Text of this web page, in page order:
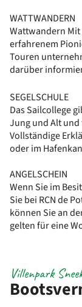
WATTWANDERN
Wattwandern
erfahrenem
Touren
darüber
SEGELSCHULE
Das Sailcollege
Jung und Alt
Vollständige
oder im
ANGELSCHEIN
Wenn Sie im
Sie bei RCN de
können Sie an
gelten für eine
Villenpark